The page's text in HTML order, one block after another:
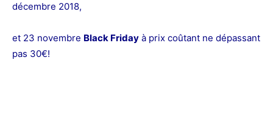
décembre 2018,
et 23 novembre Black Friday à prix coûtant ne dépassant
pas 30€!